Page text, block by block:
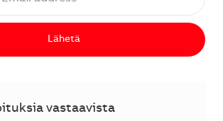
Lähetä
vastaavista